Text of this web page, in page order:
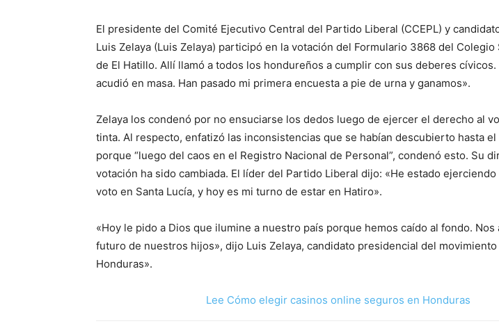
El presidente del Comité Ejecutivo Central del Partido Liberal (CCEPL) y
Luis Zelaya (Luis Zelaya) participó en la votación del Formulario 3868 del Colegio
de El Hatillo. Allí llamó a todos los hondureños a cumplir con sus deberes cívicos.
acudió en masa. Han pasado mi primera encuesta a pie de urna y ganamos».
Zelaya los condenó por no ensuciarse los dedos luego de ejercer el derecho al
tinta. Al respecto, enfatizó las inconsistencias que se habían descubierto hasta el
porque “luego del caos en el Registro Nacional de Personal”, condenó esto. Su
votación ha sido cambiada. El líder del Partido Liberal dijo: «He estado
voto en Santa Lucía, y hoy es mi turno de estar en Hatiro».
«Hoy le pido a Dios que ilumine a nuestro país porque hemos caído al fondo. Nos
futuro de nuestros hijos», dijo Luis Zelaya, candidato presidencial del movimiento
Honduras».
Lee Cómo elegir casinos online seguros en Honduras